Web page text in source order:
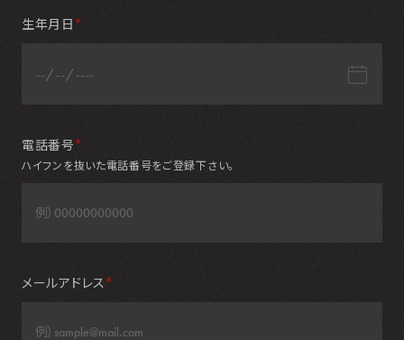
生年月日 ＊
電話番号 ＊
ハイフンを抜いた電話番号をご登録下さい。
メールアドレス ＊